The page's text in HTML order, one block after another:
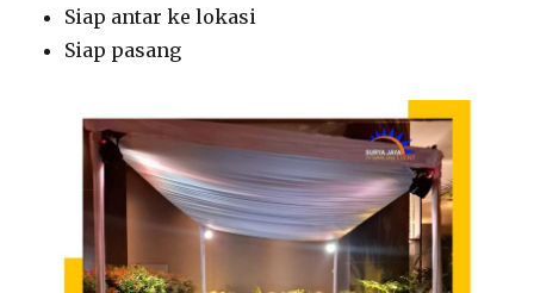
Siap antar ke lokasi
Siap pasang